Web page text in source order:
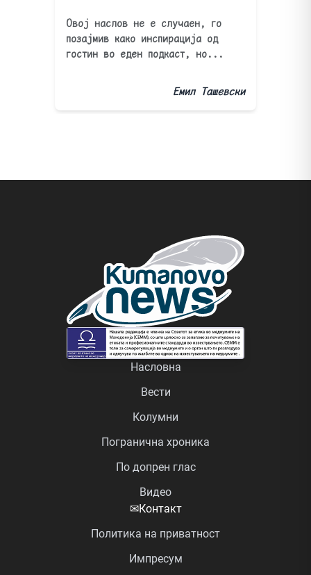
Овој наслов не е случаен, го
позајмив како инспирација од
гостин во еден подкаст, но...
Емил Ташевски
Насловна
Вести
Колумни
Погранична хроника
По допрен глас
Видео
✉Контакт
Политика на приватност
Импресум